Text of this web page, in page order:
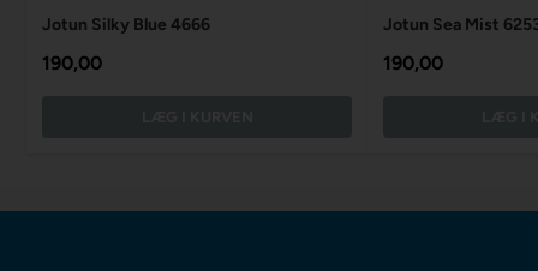
Jotun Silky Blue 4666
190,00
Jotun Sea Mist
190,00